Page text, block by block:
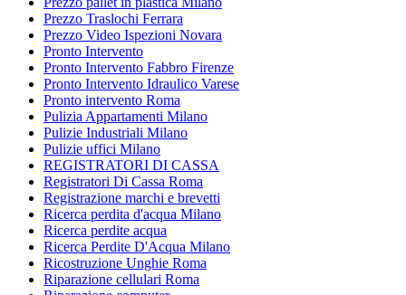
Prezzo Traslochi Ferrara
Prezzo Video Ispezioni Novara
Pronto Intervento
Pronto Intervento Fabbro Firenze
Pronto Intervento Idraulico Varese
Pronto intervento Roma
Pulizia Appartamenti Milano
Pulizie Industriali Milano
Pulizie uffici Milano
REGISTRATORI DI CASSA
Registratori Di Cassa Roma
Registrazione marchi e brevetti
Ricerca perdita d'acqua Milano
Ricerca perdite acqua
Ricerca Perdite D'Acqua Milano
Ricostruzione Unghie Roma
Riparazione cellulari Roma